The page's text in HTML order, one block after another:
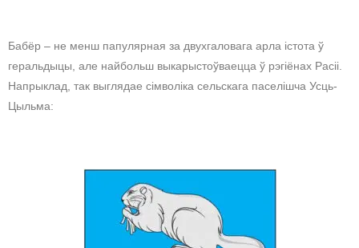
Бабёр – не менш папулярная за двухгаловага арла істота ў
геральдыцы, але найбольш выкарыстоўваецца ў рэгіёнах Расіі.
Напрыклад, так выглядае сімволіка сельскага паселішча Усць-
Цыльма: